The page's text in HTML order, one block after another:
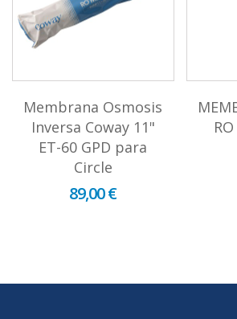
Membrana Osmosis
Inversa Coway 11"
ET-60 GPD para
Circle
89,00 €